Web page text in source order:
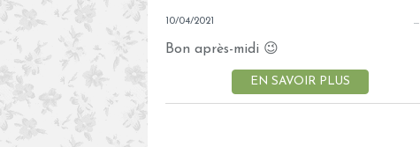
10/04/2021 …
Bon après-midi 😉
EN SAVOIR PLUS